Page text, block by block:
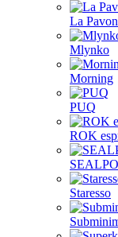
La
Mlynko
Morning
PUQ
ROK
Staresso